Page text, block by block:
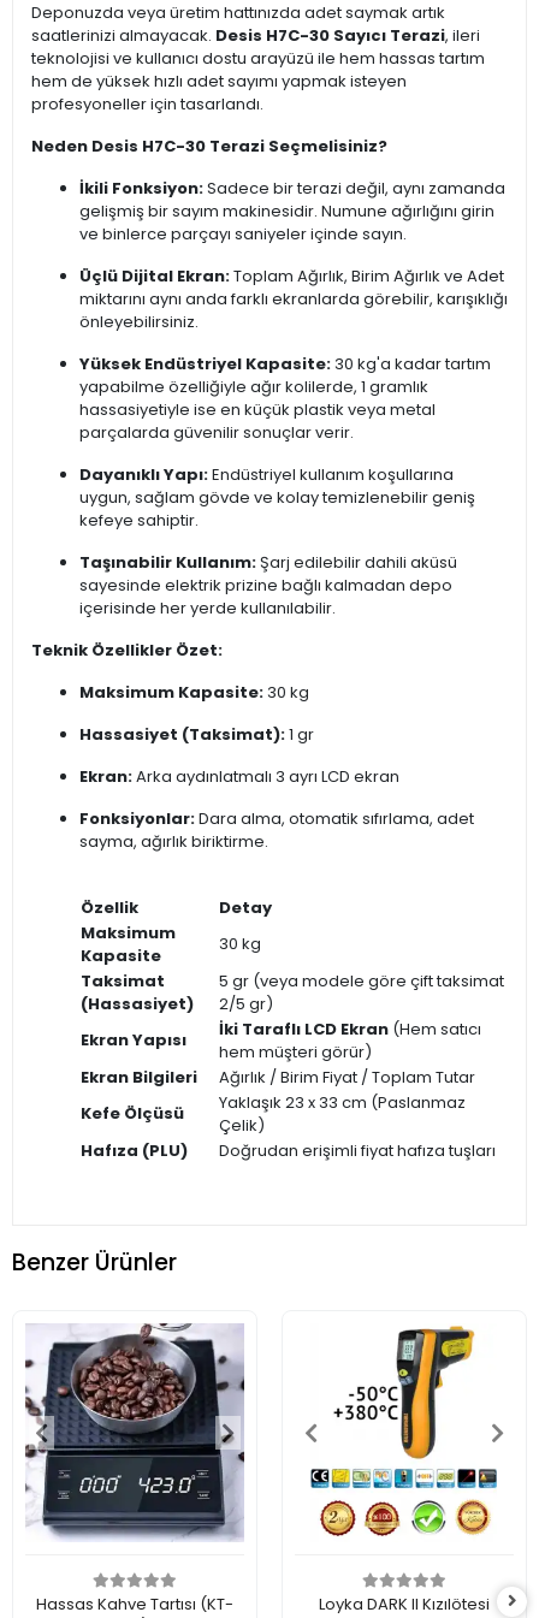
Deponuzda veya üretim hattınızda adet saymak artık
saatlerinizi almayacak. Desis H7C-30 Sayıcı Terazi, ileri
teknolojisi ve kullanıcı dostu arayüzü ile hem hassas tartım
hem de yüksek hızlı adet sayımı yapmak isteyen
profesyoneller için tasarlandı.
Neden Desis H7C-30 Terazi Seçmelisiniz?
İkili Fonksiyon:Sadece bir terazi değil, aynı zamanda
gelişmiş bir sayım makinesidir. Numune ağırlığını girin
ve binlerce parçayı saniyeler içinde sayın.
Üçlü Dijital Ekran:Toplam Ağırlık, Birim Ağırlık ve Adet
miktarını aynı anda farklı ekranlarda görebilir, karışıklığı
önleyebilirsiniz.
Yüksek Endüstriyel Kapasite:30 kg'a kadar tartım
yapabilme özelliğiyle ağır kolilerde, 1 gramlık
hassasiyetiyle ise en küçük plastik veya metal
parçalarda güvenilir sonuçlar verir.
Dayanıklı Yapı:Endüstriyel kullanım koşullarına
uygun, sağlam gövde ve kolay temizlenebilir geniş
kefeye sahiptir.
Taşınabilir Kullanım:Şarj edilebilir dahili aküsü
sayesinde elektrik prizine bağlı kalmadan depo
içerisinde her yerde kullanılabilir.
Teknik Özellikler Özet:
Maksimum Kapasite:30 kg
Hassasiyet (Taksimat):1 gr
Ekran:Arka aydınlatmalı 3 ayrı LCD ekran
Fonksiyonlar:Dara alma, otomatik sıfırlama, adet
sayma, ağırlık biriktirme.
Özellik
Detay
Maksimum
Kapasite
30 kg
Taksimat
(Hassasiyet)
5 gr (veya modele göre çift taksimat
2/5 gr)
Ekran Yapısı
İki Taraflı LCD Ekran (Hem satıcı
hem müşteri görür)
Ekran Bilgileri
Ağırlık / Birim Fiyat / Toplam Tutar
Kefe Ölçüsü
Yaklaşık 23 x 33 cm (Paslanmaz
Çelik)
Hafıza (PLU)
Doğrudan erişimli fiyat hafıza tuşları
Benzer Ürünler
Hassas Kahve Tartısı (KT-
Loyka DARK II Kızılötesi